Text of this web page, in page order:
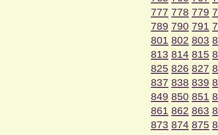
777 778 779
789 790 791
801 802 803
813 814 815
825 826 827
837 838 839
849 850 851
861 862 863
873 874 875